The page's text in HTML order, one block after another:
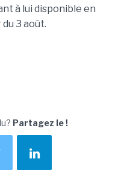
à lui disponible en
3 août.
Partagez le !